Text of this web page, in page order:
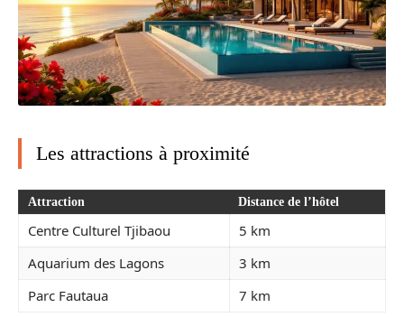
Les attractions à proximité
Attraction Distance de l’hôtel
Centre Culturel Tjibaou
5 km
Aquarium des Lagons
3 km
Parc Fautaua
7 km